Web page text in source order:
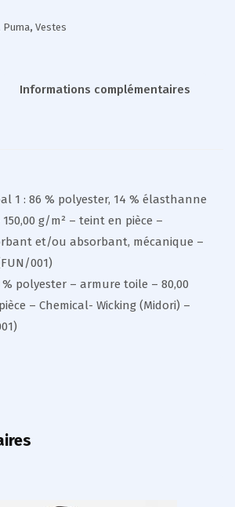
Puma, Vestes
Informations complémentaires
1 : 86 % polyester, 14 % élasthanne
g/m² – teint en pièce –
et/ou absorbant, mécanique –
001)
% polyester – armure toile – 80,00
– Chemical- Wicking (Midori) –